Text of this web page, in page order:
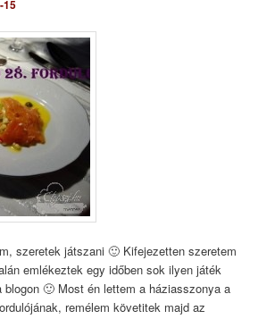
15
szeretek játszani 🙂 Kifejezetten szeretem
emlékeztek egy időben sok ilyen játék
blogon 🙂 Most én lettem a háziasszonya a
remélem követitek majd az